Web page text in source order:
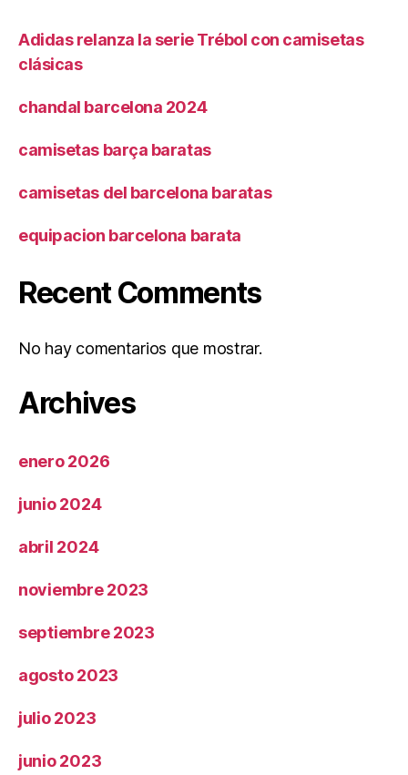
Adidas relanza la serie Trébol con camisetas
clásicas
chandal barcelona 2024
camisetas barça baratas
camisetas del barcelona baratas
equipacion barcelona barata
Recent Comments
No hay comentarios que mostrar.
Archives
enero 2026
junio 2024
abril 2024
noviembre 2023
septiembre 2023
agosto 2023
julio 2023
junio 2023